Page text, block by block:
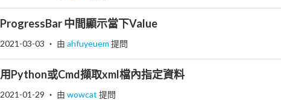
ProgressBar 中間顯示當下Value
2021-03-03 ‧ 由 ahfuyeuem 提問
用Python或Cmd擷取xml檔內指定資料
2021-01-29 ‧ 由 wowcat 提問